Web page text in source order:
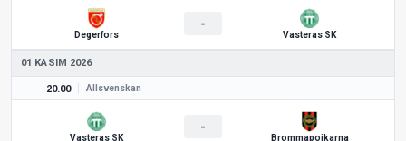
Degerfors
-
Vasteras SK
01 KASIM 2026
20.00 Allsvenskan
Vasteras SK
-
Brommapojkarna